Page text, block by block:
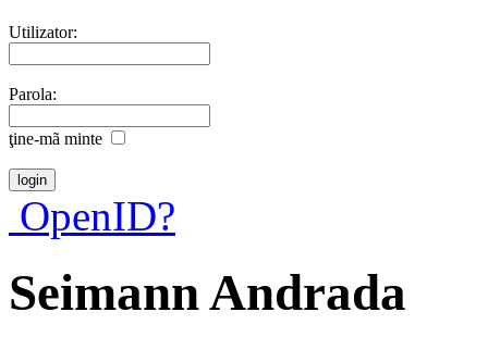
Utilizator:
Parola:
ţine-mã minte
OpenID?
Seimann Andrada